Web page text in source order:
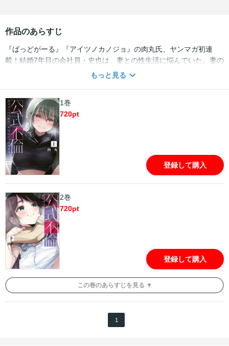
作品のあらすじ
『ばっどがーる』『アイツノカノジョ』の肉丸氏、ヤンマガ初連
載！結婚7年目の会社員・史也は、妻との性生活に悩んでいた。妻の
ことは大好きなのに、セックスでは己自身が反応しない。夫婦に子
「新たなパートナー」との同棲を強要される。それは少子化対策の
もとに行われる、国家公認の不倫だった！
もっと見る
1巻
720pt
登録して購入
2巻
720pt
登録して購入
この巻のあらすじを 見る ▼
1